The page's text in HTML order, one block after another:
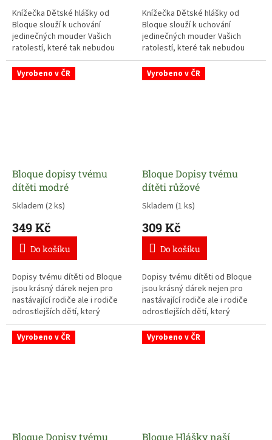
Knížečka Dětské hlášky od
Bloque slouží k uchování
jedinečných mouder Vašich
ratolestí, které tak nebudou
nikdy v rodině zapomenuty.
Knížečka Dětské hlášky od
Bloque slouží k uchování
jedinečných mouder Vašich
ratolestí, které tak nebudou
nikdy v rodině zapomenuty.
Vyrobeno v ČR
Bloque dopisy tvému
dítěti modré
Skladem (2 ks)
349 Kč
Do košíku
Dopisy tvému dítěti od Bloque
jsou krásný dárek nejen pro
nastávající rodiče ale i rodiče
odrostlejších dětí, který
pomůže zachytit nejdůležitější
okamžiky dětí od narození až do
18 let.
Vyrobeno v ČR
Bloque Dopisy tvému
dítěti růžové
Skladem (1 ks)
309 Kč
Do košíku
Dopisy tvému dítěti od Bloque
jsou krásný dárek nejen pro
nastávající rodiče ale i rodiče
odrostlejších dětí, který
pomůže zachytit nejdůležitější
okamžiky dětí od narození až do
18 let.
Vyrobeno v ČR
Bloque Dopisy tvému
Vyrobeno v ČR
Bloque Hlášky naší